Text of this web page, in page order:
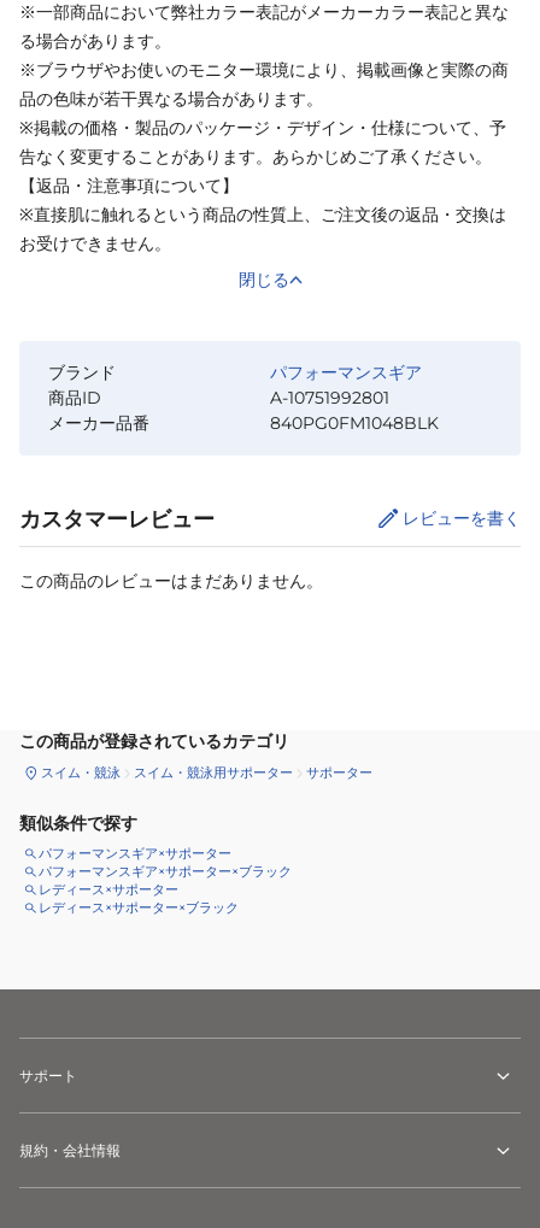
※一部商品において弊社カラー表記がメーカーカラー表記と異な
る場合があります。
※ブラウザやお使いのモニター環境により、掲載画像と実際の商
品の色味が若干異なる場合があります。
※掲載の価格・製品のパッケージ・デザイン・仕様について、予
告なく変更することがあります。あらかじめご了承ください。
【返品・注意事項について】
※直接肌に触れるという商品の性質上、ご注文後の返品・交換は
お受けできません。
閉じる
ブランド
パフォーマンスギア
商品ID
A-10751992801
メーカー品番
840PG0FM1048BLK
カスタマーレビュー レビューを書く
この商品のレビューはまだありません。
この商品が登録されているカテゴリ
スイム・競泳 スイム・競泳用サポーター サポーター
類似条件で探す
パフォーマンスギア×サポーター
パフォーマンスギア×サポーター×ブラック
レディース×サポーター
レディース×サポーター×ブラック
サポート
規約・会社情報